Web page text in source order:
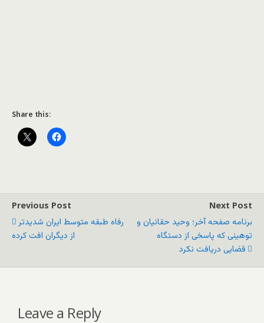
Share this:
Previous Post
رفاه طبقه متوسط ایران شدیدتر
از دیگران افت کرده
Next Post
برنامه صفحه آخر؛ وحید حقانیان و
توهینی که پاسخی از دستگاه
قضایی دریافت نکرد
Leave a Reply